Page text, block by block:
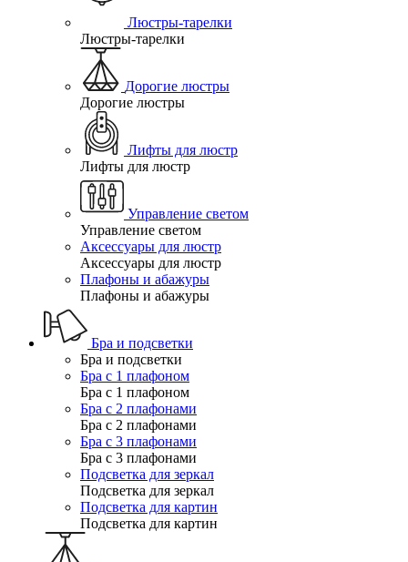
Люстры-тарелки
Люстры-тарелки
Дорогие люстры
Дорогие люстры
Лифты для люстр
Лифты для люстр
Управление светом
Управление светом
Аксессуары для люстр
Аксессуары для люстр
Плафоны и абажуры
Плафоны и абажуры
Бра и подсветки
Бра и подсветки
Бра с 1 плафоном
Бра с 1 плафоном
Бра с 2 плафонами
Бра с 2 плафонами
Бра с 3 плафонами
Бра с 3 плафонами
Подсветка для зеркал
Подсветка для зеркал
Подсветка для картин
Подсветка для картин